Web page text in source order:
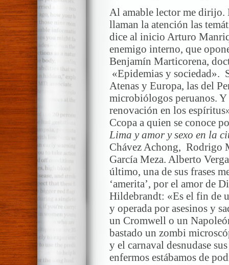
Al amable lector me dirijo.
llaman la atención las
dice al inicio Arturo
enemigo interno, que
Benjamín Marticorena,
«Epidemias y sociedad».
Atenas y Europa, las del
microbiólogos peruanos. Y
renovación en los
Ccopa a quien se conoce
Lima y amor y sexo en la
Chávez Achong, Rodrigo
García Meza. Alberto
último, una de sus frases
‘amerita’, por el amor de
Hildebrandt: «Es el fin de
y operada por asesinos y
un Cromwell o un
bastado un zombi
y el carnaval desnudase
enfermos estábamos de